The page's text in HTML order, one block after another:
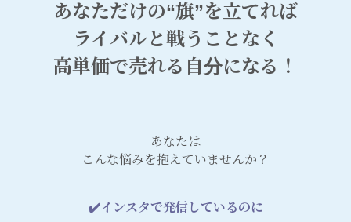
あなただけの“旗”を立てれば
ライバルと戦うことなく
高単価で売れる自分になる！
あなたは
こんな悩みを抱えていませんか？
✔️インスタで発信しているのに